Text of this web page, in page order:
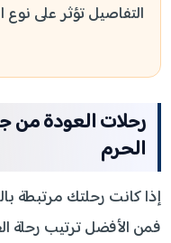
التفاصيل تؤثر على نوع
رحلات العودة من
الحرم
إذا كانت رحلتك مرتبطة
فمن الأفضل ترتيب رحلة